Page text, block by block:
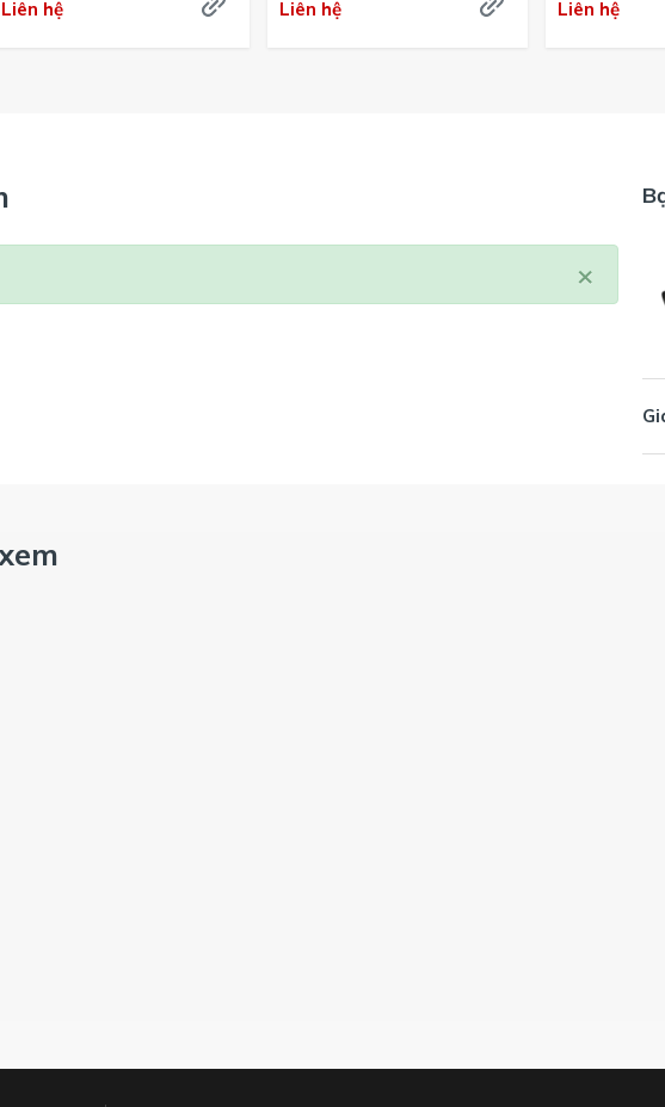
Liên hệ Liên hệ Liên hệ
×